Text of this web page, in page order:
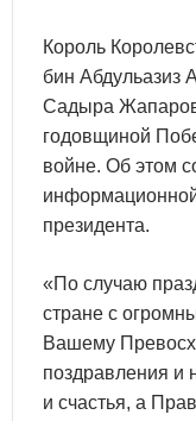
Король
бин Абдульазиз
Садыра
годовщиной
войне. Об этом
президента.
«По случаю
стране с
Вашему
поздравления и
и счастья, а